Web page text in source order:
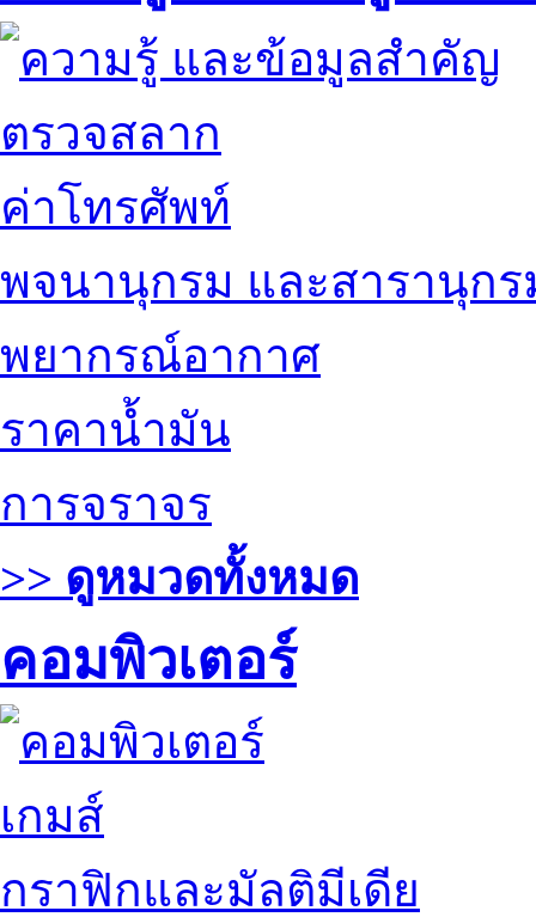
ตรวจสลาก
ค่าโทรศัพท์
พจนานุกรม และสารานุกร
พยากรณ์อากาศ
ราคาน้ำมัน
การจราจร
>> ดูหมวดทั้งหมด
คอมพิวเตอร์
เกมส์
กราฟิกและมัลติมีเดีย